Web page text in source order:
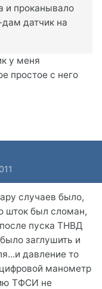
и проканывало
датчик на
у меня
простое с него
случаев было,
шток был сломан,
пуска ТНВД
заглушить и
давление то
цифровой манометр
ТФСИ не